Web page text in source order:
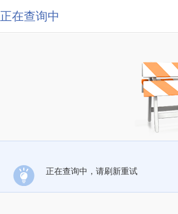
正在查询中
正在查询中，请刷新重试